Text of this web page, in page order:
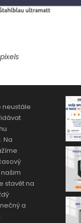
pixels
neustále
Na
stavět na
a